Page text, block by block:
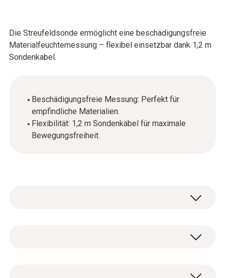
Die Streufeldsonde ermöglicht eine beschädigungsfreie
Materialfeuchtemessung – flexibel einsetzbar dank 1,2 m
Sondenkabel.
Beschädigungsfreie Messung: Perfekt für
empfindliche Materialien.
Flexibilität: 1,2 m Sondenkabel für maximale
Bewegungsfreiheit.